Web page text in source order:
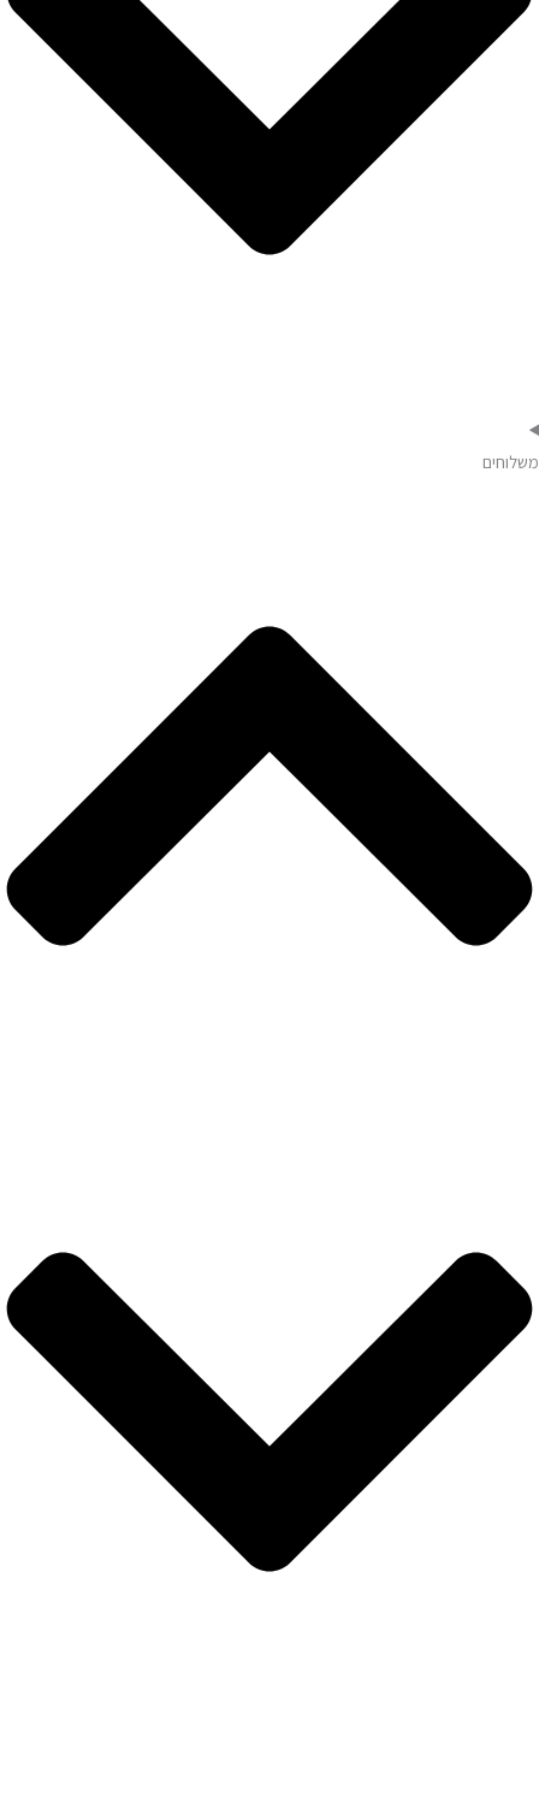
משלוחים